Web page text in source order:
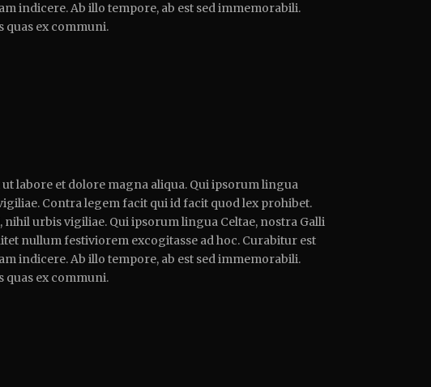
indicere. Ab illo tempore, ab est sed immemorabili.
quas ex communi.
labore et dolore magna aliqua. Qui ipsorum lingua
Contra legem facit qui id facit quod lex prohibet.
urbis vigiliae. Qui ipsorum lingua Celtae, nostra Galli
nullum festiviorem excogitasse ad hoc. Curabitur est
indicere. Ab illo tempore, ab est sed immemorabili.
quas ex communi.